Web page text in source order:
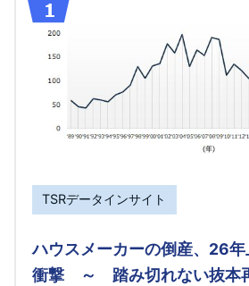
TSRデータインサイト
ハウスメーカーの倒産、26
衝撃 ～ 踏み切れない抜本